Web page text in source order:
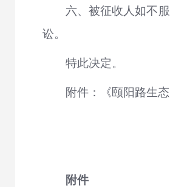
六、被征收人如不
讼。
特此决定。
附件：《颐阳路生
附件